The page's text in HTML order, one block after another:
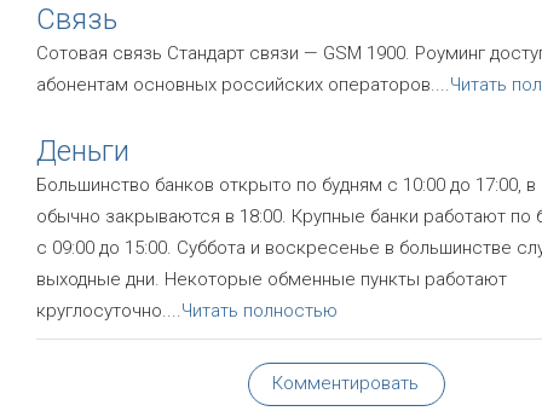
Связь
Сотовая связь Стандарт связи — GSM 1900. Роуминг
абонентам основных российских операторов....Читать
Деньги
Большинство банков открыто по будням с 10:00 до 17:00, в
обычно закрываются в 18:00. Крупные банки работают по
с 09:00 до 15:00. Суббота и воскресенье в большинстве
выходные дни. Некоторые обменные пункты работают
круглосуточно....Читать полностью
Комментировать